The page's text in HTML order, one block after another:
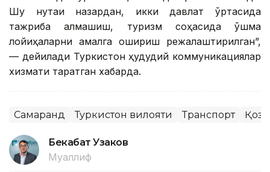
Шу нуқтаи назардан, икки давлат ўртасида
тажриба алмашиш, туризм соҳасида қўшма
лойиҳаларни амалга ошириш режалаштирилган”,
— дейилади Туркистон ҳудудий коммуникациялар
хизмати тарқатган хабарда.
Самарқанд Туркистон вилояти Транспорт
Бекабат Узаков
Муаллиф